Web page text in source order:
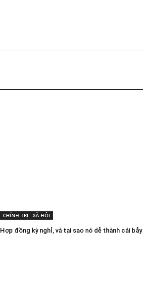
CHÍNH TRỊ - XÃ HỘI
Hợp đồng kỳ nghỉ, và tại sao nó dễ thành cái bẫy